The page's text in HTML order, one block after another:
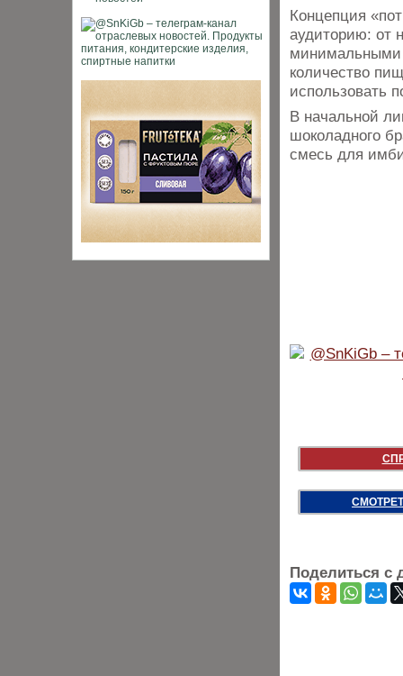
Концепция
аудиторию: от
минимальными
количество
использовать
В начальной
шоколадного
смесь для
Поделиться с